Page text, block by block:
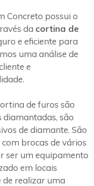
Concreto possui o
da cortina de
e eficiente para
uma análise de
e
de furos são
diamantadas, são
de diamante. São
brocas de vários
ser um equipamento
em locais
de realizar uma